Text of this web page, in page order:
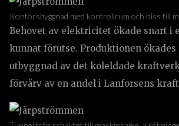
Kontorsbyggnad med kontrollrum och hiss till
Behovet av elektricitet ökade snart i
kunnat förutse. Produktionen ökades
utbyggnad av det koleldade
förvärv av en andel i Lanforsens